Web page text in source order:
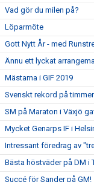
Vad gör du milen på?
Löparmöte
Gott Nytt År - med
Ännu ett lyckat
Mästarna i GIF 2019
Svenskt rekord på
SM på Maraton i Växjö
Mycket Genarps IF i
Intressant föredrag av
Bästa höstväder på DM i
Succé för Sander på GM!